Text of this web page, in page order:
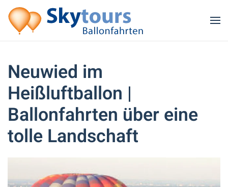
Zum Hauptinhalt springen
Neuwied im
Heißluftballon |
Ballonfahrten über eine
tolle Landschaft